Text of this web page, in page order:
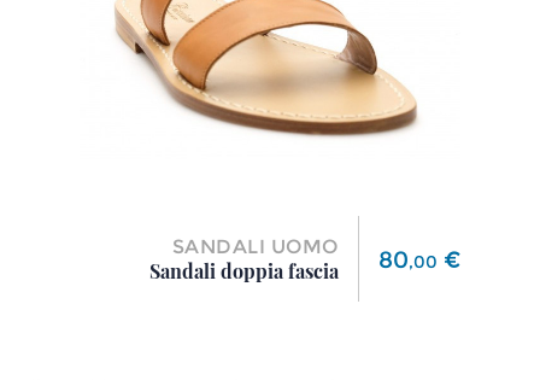
SANDALI UOMO
Sandali doppia fascia
Prezzo
80,00 €